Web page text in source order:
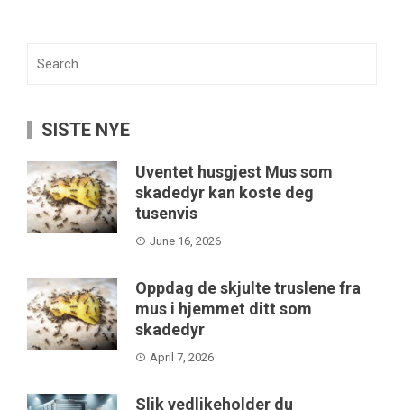
SISTE NYE
Uventet husgjest Mus som
skadedyr kan koste deg
tusenvis
June 16, 2026
Oppdag de skjulte truslene fra
mus i hjemmet ditt som
skadedyr
April 7, 2026
Slik vedlikeholder du